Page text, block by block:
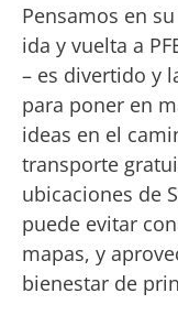
Pensamos en
ida y vuelta a
– es divertido y
para poner en
ideas en el
transporte
ubicaciones de
puede evitar
mapas, y
bienestar de